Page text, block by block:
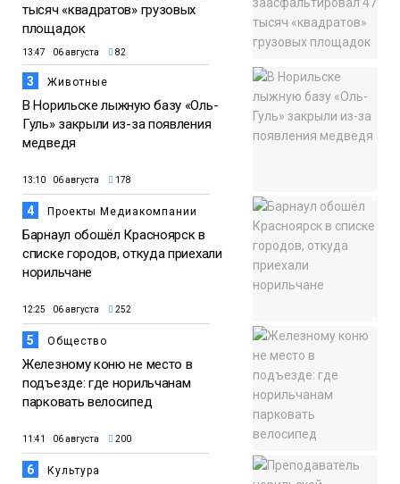
тысяч «квадратов» грузовых
площадок
13:47 06 августа 82
3 Животные
В Норильске лыжную базу «Оль-
Гуль» закрыли из-за появления
медведя
13:10 06 августа 178
4 Проекты Медиакомпании
Барнаул обошёл Красноярск в
списке городов, откуда приехали
норильчане
12:25 06 августа 252
5 Общество
Железному коню не место в
подъезде: где норильчанам
парковать велосипед
11:41 06 августа 200
6 Культура